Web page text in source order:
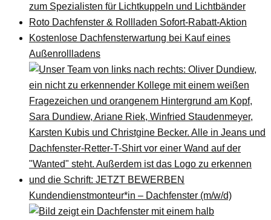
zum Spezialisten für Lichtkuppeln und Lichtbänder
Roto Dachfenster & Rollladen Sofort-Rabatt-Aktion
Kostenlose Dachfensterwartung bei Kauf eines
Außenrollladens
Kundendienstmonteur*in – Dachfenster (m/w/d)